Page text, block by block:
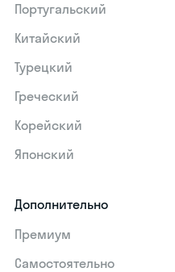
Португальский
Китайский
Турецкий
Греческий
Корейский
Японский
Дополнительно
Премиум
Самостоятельно